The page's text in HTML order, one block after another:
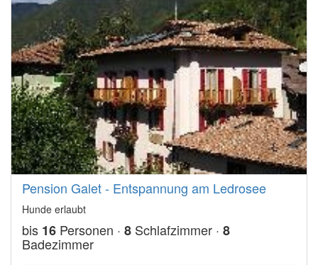
Pension Galet - Entspannung am Ledrosee
Hunde erlaubt
bis 16 Personen · 8 Schlafzimmer · 8
Badezimmer